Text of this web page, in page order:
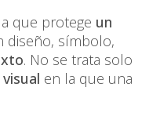
que protege un
diseño, símbolo,
. No se trata solo
en la que una